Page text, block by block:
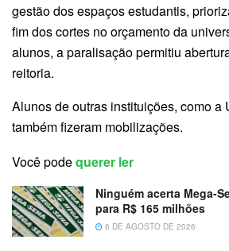
gestão dos espaços estudantis,
fim dos cortes no orçamento da
alunos, a paralisação permitiu
reitoria.
Alunos de outras instituições, como a
também fizeram mobilizações.
Você podequerer ler
Ninguém acerta Mega-
para R$ 165 milhões
6 DE AGOSTO DE 2026